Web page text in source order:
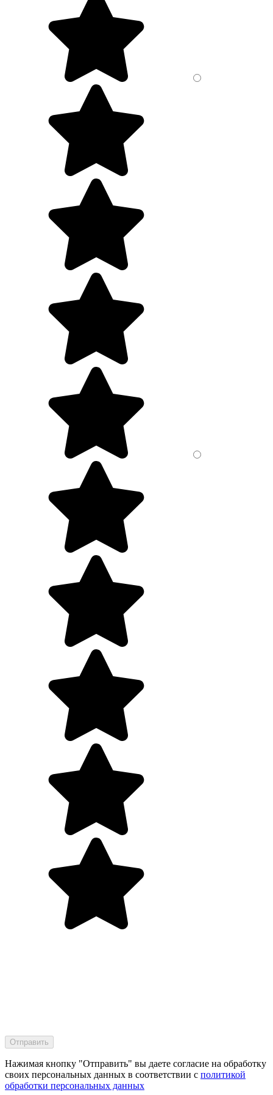
Нажимая кнопку "Отправить" вы даете согласие на обработку
своих персональных данных в соответствии с политикой
обработки персональных данных